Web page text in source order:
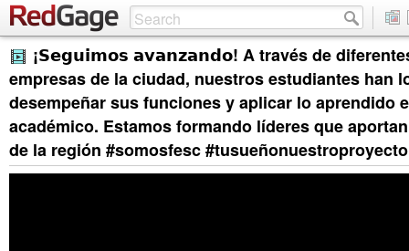
¡𝗦𝗲𝗴𝘂𝗶𝗺𝗼𝘀 𝗮𝘃𝗮𝗻𝘇𝗮𝗻𝗱𝗼! A través de
empresas de la ciudad, nuestros estudiantes han
desempeñar sus funciones y aplicar lo aprendido
académico. Estamos formando líderes que
de la región #somosfesc